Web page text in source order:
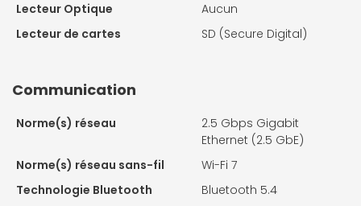
Lecteur Optique
Aucun
Lecteur de cartes
SD (Secure Digital)
Communication
Norme(s) réseau
2.5 Gbps Gigabit
Ethernet (2.5 GbE)
Norme(s) réseau sans-fil
Wi-Fi 7
Technologie Bluetooth
Bluetooth 5.4